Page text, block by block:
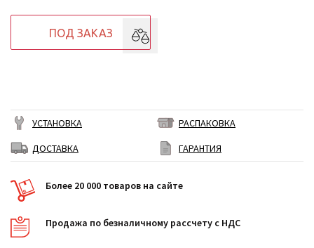
ПОД ЗАКАЗ
УСТАНОВКА
РАСПАКОВКА
ДОСТАВКА
ГАРАНТИЯ
Более 20 000 товаров на сайте
Продажа по безналичному рассчету с НДС